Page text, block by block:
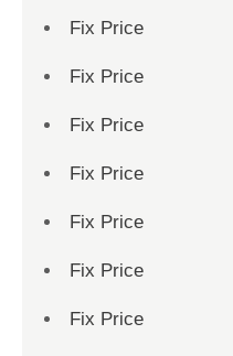
Fix Price
Fix Price
Fix Price
Fix Price
Fix Price
Fix Price
Fix Price